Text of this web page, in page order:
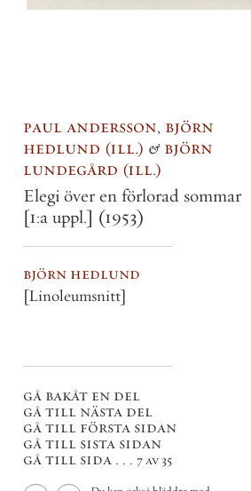
paul andersson, björn
hedlund ill. & björn
lundegård ill.
Elegi över en förlorad sommar
[1:a uppl.] (1953)
björn hedlund
[Linoleumsnitt]
gå bakåt en del
gå till nästa del
gå till första sidan
gå till sista sidan
gå till sida . . . 7 av 35